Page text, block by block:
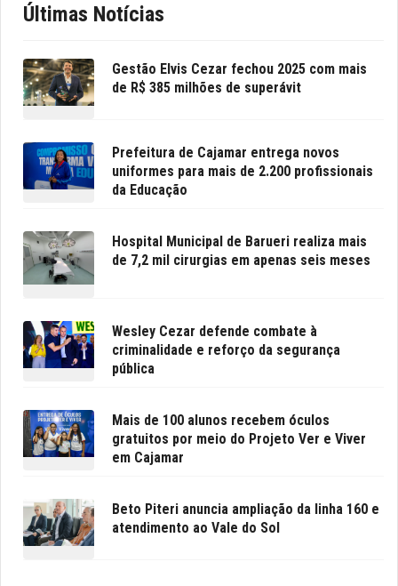
Últimas Notícias
Gestão Elvis Cezar fechou 2025 com mais
de R$ 385 milhões de superávit
Prefeitura de Cajamar entrega novos
uniformes para mais de 2.200 profissionais
da Educação
Hospital Municipal de Barueri realiza mais
de 7,2 mil cirurgias em apenas seis meses
Wesley Cezar defende combate à
criminalidade e reforço da segurança
pública
Mais de 100 alunos recebem óculos
gratuitos por meio do Projeto Ver e Viver
em Cajamar
Beto Piteri anuncia ampliação da linha 160 e
atendimento ao Vale do Sol